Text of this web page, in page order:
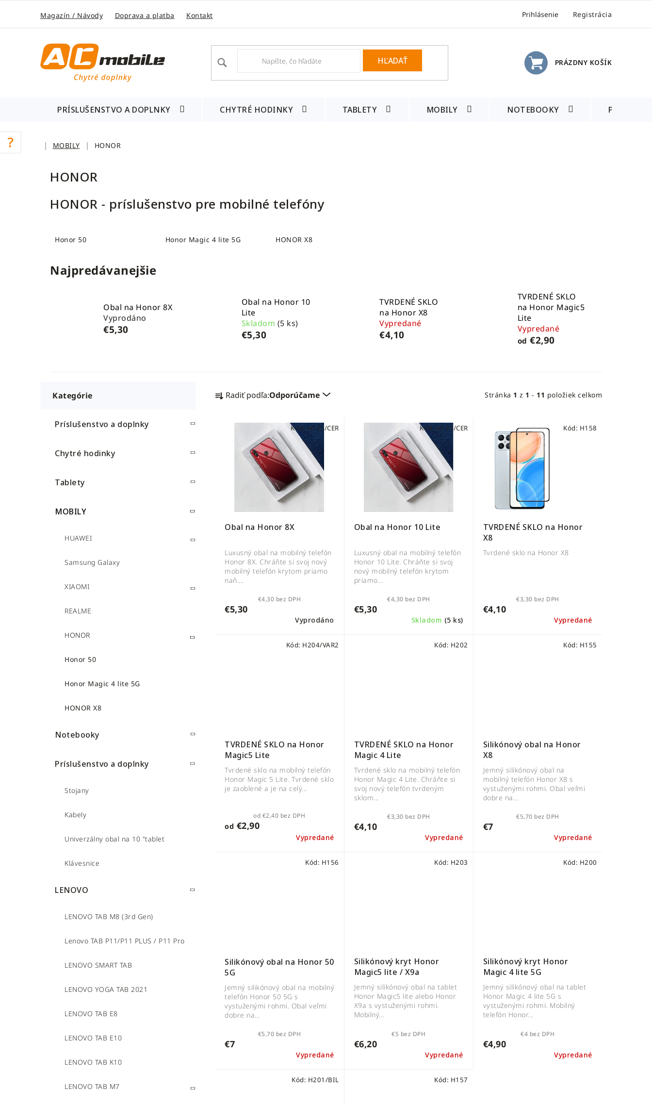
obsah
Magazín / Návody Doprava a platba Kontakt Prihlásenie Registrácia
HĽADAŤ
NÁKUPNÝ
PRÁZDNY KOŠÍK
PRÍSLUŠENSTVO A DOPLNKY CHYTRÉ HODINKY TABLETY MOBILY NOTEBOOKY
DomovMOBILY HONOR
HONOR
HONOR - príslušenstvo pre mobilné telefóny
Honor 50 Honor Magic 4 lite 5G HONOR X8
Najpredávanejšie
Obal na Honor 8X
Vyprodáno
€5,30
Obal na Honor 10
Lite
Skladom (5 ks)
€5,30
TVRDENÉ SKLO
na Honor X8
Vypredané
€4,10
TVRDENÉ SKLO
na Honor Magic5
Lite
Vypredané
od €2,90
kategórie
Príslušenstvo a doplnky
Chytré hodinky
Tablety
MOBILY
HUAWEI
Samsung Galaxy
XIAOMI
REALME
HONOR
Honor 50
Honor Magic 4 lite 5G
HONOR X8
Notebooky
Príslušenstvo a doplnky
Stojany
Kabely
Univerzálny obal na 10 "tablet
Klávesnice
LENOVO
LENOVO TAB M8 (3rd Gen)
Lenovo TAB P11/P11 PLUS / P11 Pro
LENOVO SMART TAB
LENOVO YOGA TAB 2021
LENOVO TAB E8
LENOVO TAB E10
LENOVO TAB K10
LENOVO TAB M7
Stránka 1 z 1 - 11 položiek celkom
a Radiť podľa:Odporúčame
Obal na Honor 8X
Vyprodáno
€4,30 bez DPH
€5,30
Luxusný obal na mobilný telefón
Honor 8X. Chráňte si svoj nový
mobilný telefón krytom priamo
naň....
Kód: H135/CER
Obal na Honor 10 Lite
Skladom (5 ks)
€4,30 bez DPH
€5,30
Luxusný obal na mobilný telefón
Honor 10 Lite. Chráňte si svoj
nový mobilný telefón krytom
priamo...
Kód: H134/CER
TVRDENÉ SKLO na Honor
X8
Vypredané
€3,30 bez DPH
€4,10
Tvrdené sklo na Honor X8
Kód: H158
TVRDENÉ SKLO na Honor
Magic5 Lite
Vypredané
od €2,40 bez DPH
od €2,90
Tvrdené sklo na mobilný telefón
Honor Magic 5 Lite. Tvrdené sklo
je zaoblené a je na celý...
Kód: H204/VAR2
TVRDENÉ SKLO na Honor
Magic 4 Lite
Vypredané
€3,30 bez DPH
€4,10
Tvrdené sklo na mobilný telefón
Honor Magic 4 Lite. Chráňte si
svoj nový telefón tvrdeným
sklom...
Kód: H202
Silikónový obal na Honor
X8
Vypredané
€5,70 bez DPH
€7
Jemný silikónový obal na
mobilný telefón Honor X8 s
vystuženými rohmi. Obal veľmi
dobre na...
Kód: H155
Silikónový obal na Honor 50
5G
Vypredané
€5,70 bez DPH
€7
Jemný silikónový obal na mobilný
telefón Honor 50 5G s
vystuženými rohmi. Obal veľmi
dobre na...
Kód: H156
Silikónový kryt Honor
Magic5 lite / X9a
Vypredané
€5 bez DPH
€6,20
Jemný silikónový obal na tablet
Honor Magic5 lite alebo Honor
X9a s vystuženými rohmi.
Mobilný...
Kód: H203
Silikónový kryt Honor
Magic 4 lite 5G
Vypredané
€4 bez DPH
€4,90
Jemný silikónový obal na tablet
Honor Magic 4 lite 5G s
vystuženými rohmi. Mobilný
telefón Honor...
Kód: H200
Kód: H201/BIL Kód: H157